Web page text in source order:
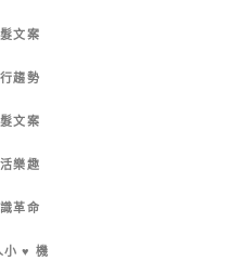
文案
趨勢
文案
樂趣
革命
小 ♥ 機